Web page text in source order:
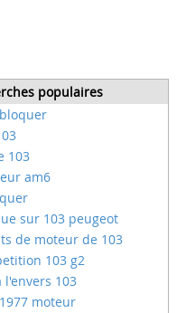
populaires
103
am6
sur 103 peugeot
de moteur de 103
103 g2
103
moteur